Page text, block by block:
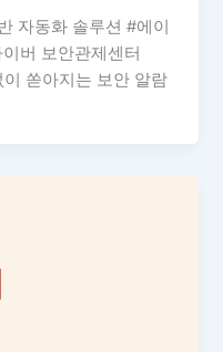
자동화 솔루션 #에이
버 보안관제센터
쏟아지는 보안 알람